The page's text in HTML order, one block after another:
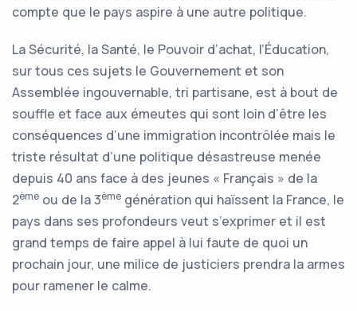
compte que le pays aspire à une autre politique.
La Sécurité, la Santé, le Pouvoir d’achat, l’Éducation,
sur tous ces sujets le Gouvernement et son
Assemblée ingouvernable, tri partisane, est à bout de
souffle et face aux émeutes qui sont loin d’être les
conséquences d’une immigration incontrôlée mais le
triste résultat d’une politique désastreuse menée
depuis 40 ans face à des jeunes « Français » de la
2ème ou de la 3ème génération qui haïssent la France, le
pays dans ses profondeurs veut s’exprimer et il est
grand temps de faire appel à lui faute de quoi un
prochain jour, une milice de justiciers prendra la armes
pour ramener le calme.